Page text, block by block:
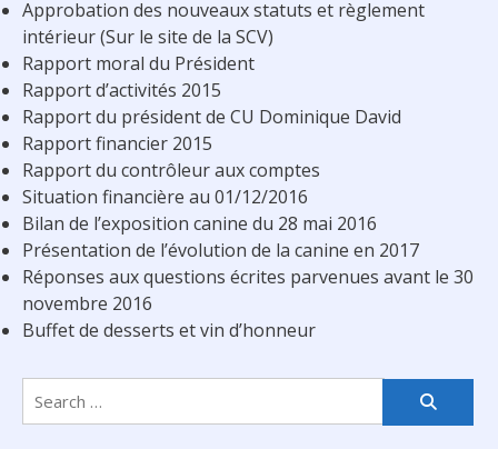
Approbation des nouveaux statuts et règlement
intérieur (Sur le site de la SCV)
Rapport moral du Président
Rapport d’activités 2015
Rapport du président de CU Dominique David
Rapport financier 2015
Rapport du contrôleur aux comptes
Situation financière au 01/12/2016
Bilan de l’exposition canine du 28 mai 2016
Présentation de l’évolution de la canine en 2017
Réponses aux questions écrites parvenues avant le 30
novembre 2016
Buffet de desserts et vin d’honneur
Search